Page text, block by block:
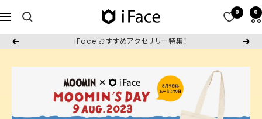
ン
ナ
ビ
ゲ
iFace
日
本
公
式
サ
イ
0 0
戻
iFace おすすめアクセサリー特集！
次